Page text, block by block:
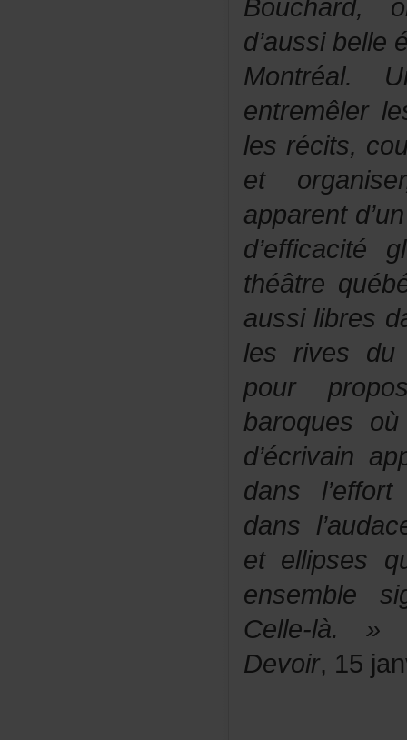
Celle-là.»
Devoir